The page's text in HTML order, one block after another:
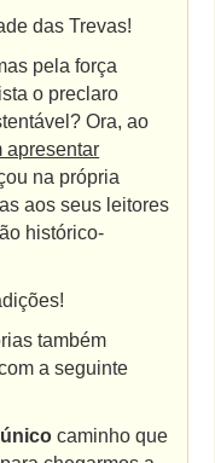
das Trevas!
pela força
o preclaro
Ora, ao
apresentar
na própria
aos seus leitores
histórico-
também
a seguinte
caminho que